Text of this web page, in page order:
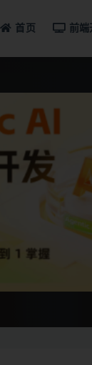
首页 前端